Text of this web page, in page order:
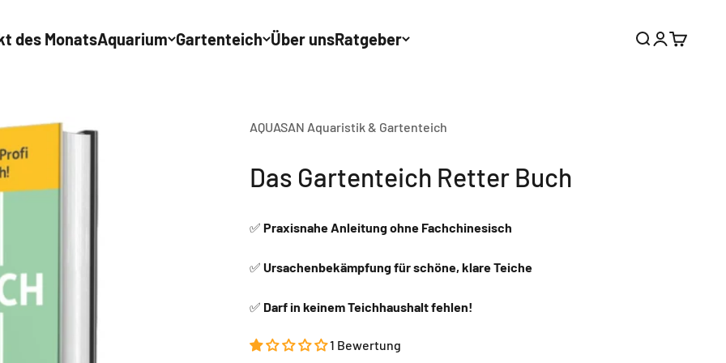
des MonatsAquarium Gartenteich Über unsRatgeber SucheAnmelden
AQUASAN Aquaristik & Gartenteich
Das Gartenteich Retter Buch
✅ Praxisnahe Anleitung ohne Fachchinesisch
✅ Ursachenbekämpfung für schöne, klare Teiche
✅ Darf in keinem Teichhaushalt fehlen!
1 Bewertung